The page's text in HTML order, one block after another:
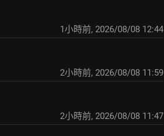
1小時前, 2026/08/08 12:44
2小時前, 2026/08/08 11:59
2小時前, 2026/08/08 11:47